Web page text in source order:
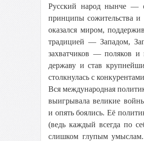
Русский народ нынче —
принципы сожительства
оказался миром,
традицией — Западом,
захватчиков — поляков и
державу и став
столкнулась с
Вся международная
выигрывала великие
и опять боялись. Её
(ведь каждый всегда по
слишком глупым